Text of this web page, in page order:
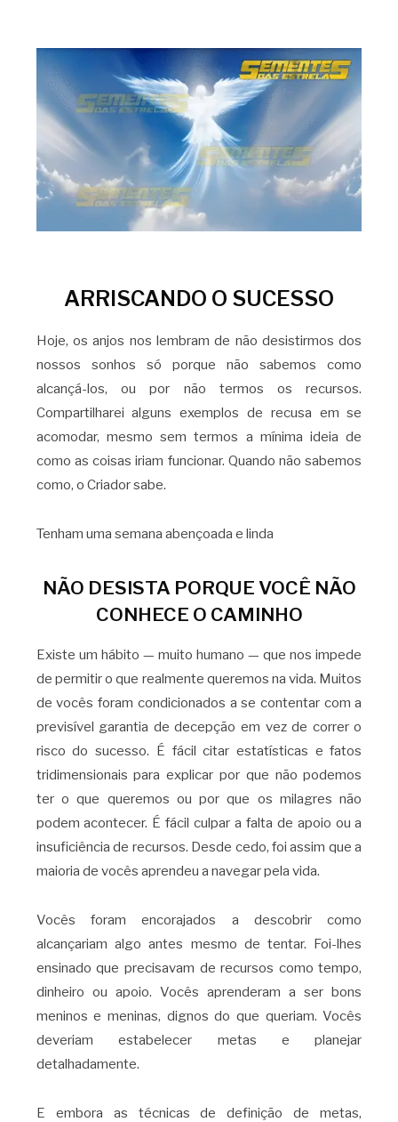
ARRISCANDO O SUCESSO
Hoje, os anjos nos lembram de não desistirmos dos
nossos sonhos só porque não sabemos como
alcançá-los, ou por não termos os recursos.
Compartilharei alguns exemplos de recusa em se
acomodar, mesmo sem termos a mínima ideia de
como as coisas iriam funcionar. Quando não sabemos
como, o Criador sabe.
Tenham uma semana abençoada e linda
NÃO DESISTA PORQUE VOCÊ NÃO
CONHECE O CAMINHO
Existe um hábito — muito humano — que nos impede
de permitir o que realmente queremos na vida. Muitos
de vocês foram condicionados a se contentar com a
previsível garantia de decepção em vez de correr o
risco do sucesso. É fácil citar estatísticas e fatos
tridimensionais para explicar por que não podemos
ter o que queremos ou por que os milagres não
podem acontecer. É fácil culpar a falta de apoio ou a
insuficiência de recursos. Desde cedo, foi assim que a
maioria de vocês aprendeu a navegar pela vida.
Vocês foram encorajados a descobrir como
alcançariam algo antes mesmo de tentar. Foi-lhes
ensinado que precisavam de recursos como tempo,
dinheiro ou apoio. Vocês aprenderam a ser bons
meninos e meninas, dignos do que queriam. Vocês
deveriam estabelecer metas e planejar
detalhadamente.
E embora as técnicas de definição de metas,